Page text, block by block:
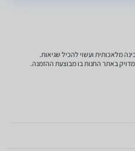
מלאכותית ועשוי להכיל שגיאות.
באתר החנות בו מבוצעת ההזמנה.